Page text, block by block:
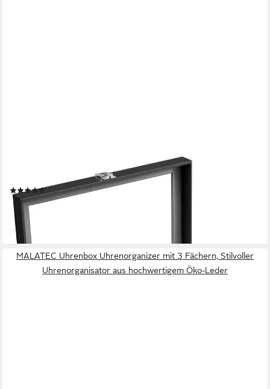
Uhrenbox 12 Fächern, Uhrenkasten, Premium-Uhrenschatulle,
20,2 x 30,2 x 7,8 cm, mit 14 Fächern, Glasdeckel, Geschenkidee
(61)
21,99 € UVP
-24%
lieferbar - in 5-6 Werktagen bei dir
MALATEC Uhrenbox Uhrenorganizer mit 3 Fächern, Stilvoller
Uhrenorganisator aus hochwertigem Öko-Leder